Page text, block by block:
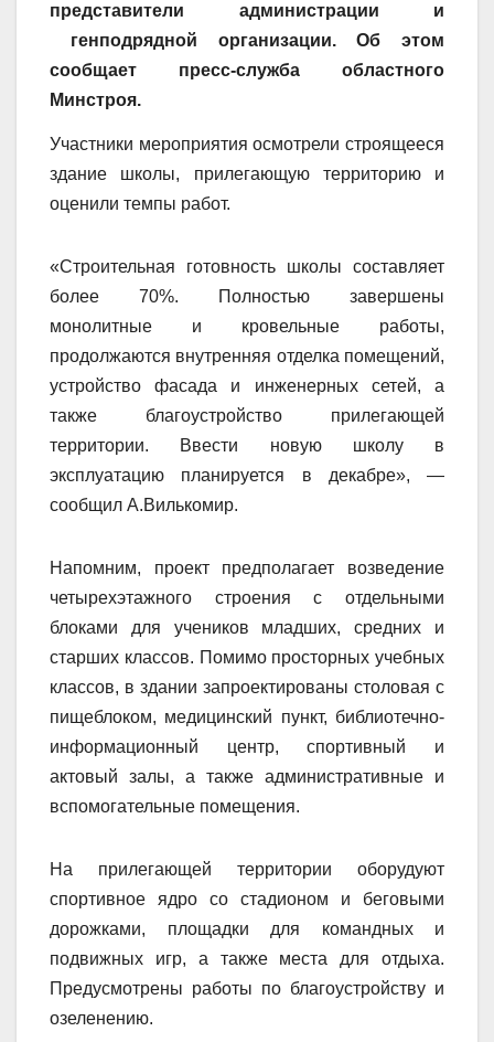
представители администрации и
генподрядной организации. Об этом
сообщает пресс-служба областного
Минстроя.
Участники мероприятия осмотрели строящееся
здание школы, прилегающую территорию и
оценили темпы работ.
«Строительная готовность школы составляет
более 70%. Полностью завершены
монолитные и кровельные работы,
продолжаются внутренняя отделка помещений,
устройство фасада и инженерных сетей, а
также благоустройство прилегающей
территории. Ввести новую школу в
эксплуатацию планируется в декабре», —
сообщил А.Вилькомир.
Напомним, проект предполагает возведение
четырехэтажного строения с отдельными
блоками для учеников младших, средних и
старших классов. Помимо просторных учебных
классов, в здании запроектированы столовая с
пищеблоком, медицинский пункт, библиотечно-
информационный центр, спортивный и
актовый залы, а также административные и
вспомогательные помещения.
На прилегающей территории оборудуют
спортивное ядро со стадионом и беговыми
дорожками, площадки для командных и
подвижных игр, а также места для отдыха.
Предусмотрены работы по благоустройству и
озеленению.